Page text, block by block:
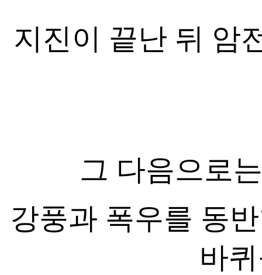
지진이 끝난 뒤 암
그 다음으로
강풍과 폭우를 동
바